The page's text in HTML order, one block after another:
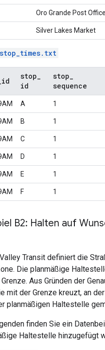
Oro Grande Post Office
Silver Lakes Market
stop_times.txt
id
stop
id
stop
sequence
A 1
B 1
C 1
D 1
E 1
F 1
B2: Halten auf
Transit definiert die
Die planmäßige
Aus Gründen der
mit der Grenze kreuzt, an
planmäßigen Haltestelle
finden Sie ein
Haltestelle hinzugefügt